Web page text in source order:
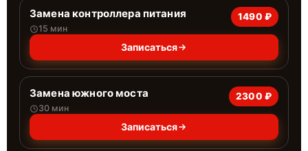
Замена контроллера питания
15 мин
1490 ₽
Записаться
Замена южного моста
30 мин
2300 ₽
Записаться